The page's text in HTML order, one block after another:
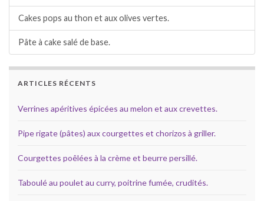
Cakes pops au thon et aux olives vertes.
Pâte à cake salé de base.
ARTICLES RÉCENTS
Verrines apéritives épicées au melon et aux crevettes.
Pipe rigate (pâtes) aux courgettes et chorizos à griller.
Courgettes poêlées à la crème et beurre persillé.
Taboulé au poulet au curry, poitrine fumée, crudités.